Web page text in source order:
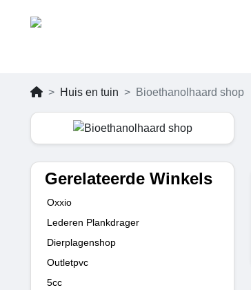
Huis en tuin Bioethanolhaard shop
Gerelateerde Winkels
Oxxio
Lederen Plankdrager
Dierplagenshop
Outletpvc
5cc